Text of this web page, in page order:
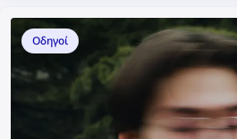
μπορείτε να εντοπίσετε
να προστατεύσετε τα
ως μέλος της κοινότητας του
Οδηγοί